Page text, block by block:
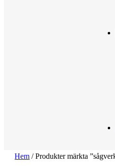
Hem / Produkter märkta